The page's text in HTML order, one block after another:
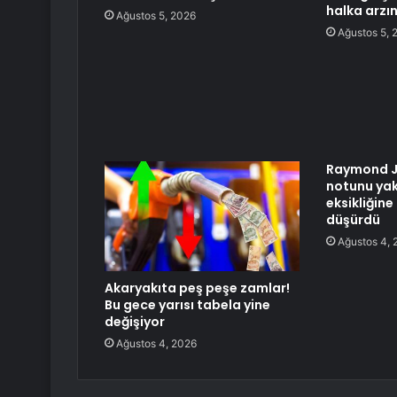
Ağustos 5, 2026
halka
Ağustos 5,
Akaryakıta peş peşe zamlar!
Bu gece yarısı tabela yine
değişiyor
Ağustos 4, 2026
Raymond
notunu
eksikliğine
düşürdü
Ağustos 4,